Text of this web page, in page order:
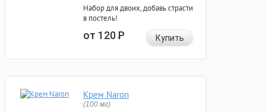
Набор для двоих, добавь страсти
в постель!
от 120Р Купить
Крем Naron
(100 мг)